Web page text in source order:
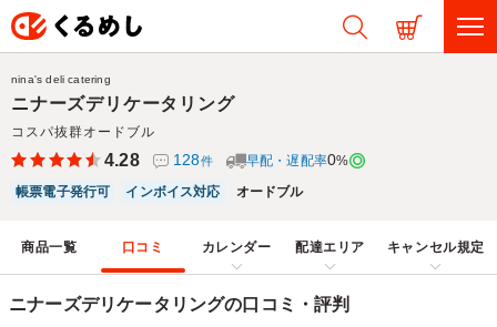
ニナーズデリケータリング
コスパ抜群オードブル
nina's deli catering
4.28 128件 早配・遅配率0%
帳票電子発行可
インボイス対応 オードブル
商品一覧 口コミ カレンダー 配達エリア キャンセル規定
ニナーズデリケータリングの口コミ・評判